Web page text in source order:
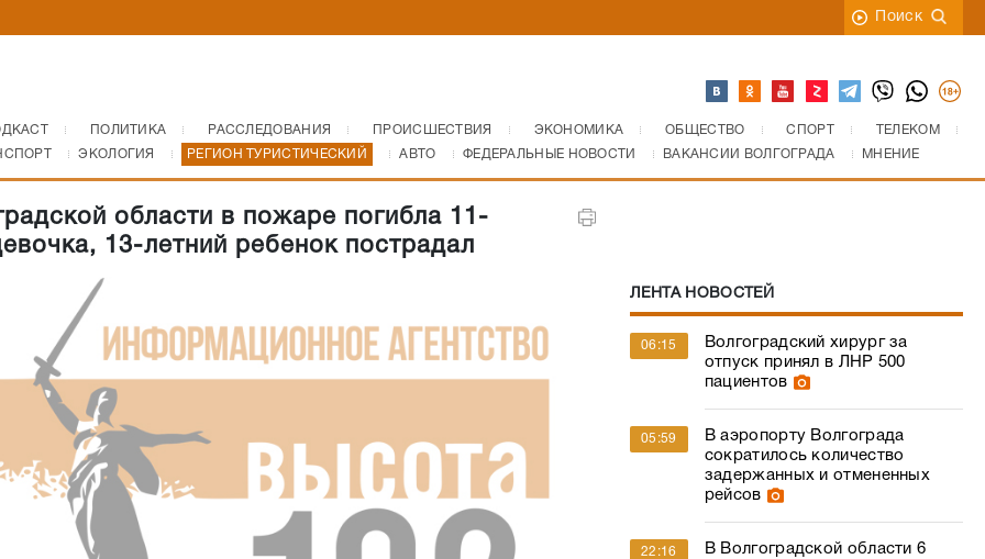
Поиск
ПОЛИТИКА РАССЛЕДОВАНИЯ ПРОИСШЕСТВИЯ ЭКОНОМИКА ОБЩЕСТВО СПОРТ
ТЕЛЕКОМ
ЭКОЛОГИЯ РЕГИОН ТУРИСТИЧЕСКИЙ АВТО ФЕДЕРАЛЬНЫЕ НОВОСТИ ВАКАНСИИ ВОЛГОГРАДА МНЕНИЕ
области в пожаре погибла 11-
13-летний ребенок пострадал
ЛЕНТА НОВОСТЕЙ
06:15
Волгоградский хирург за
отпуск принял в ЛНР 500
пациентов
05:59
В аэропорту Волгограда
сократилось количество
задержанных и отмененных
рейсов
22:16
В Волгоградской области 6